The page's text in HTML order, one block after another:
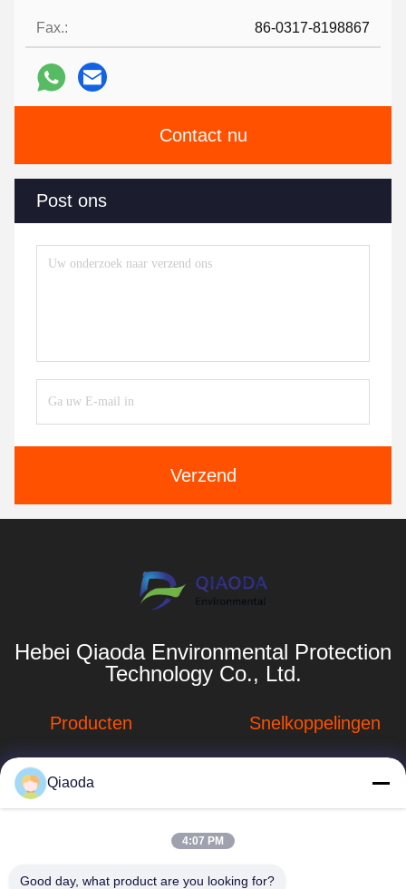
Fax.: 86-0317-8198867
Contact nu
Post ons
Verzend
Hebei Qiaoda Environmental Protection
Technology Co., Ltd.
Producten
Stofverzamelsystemen
Stofopvangsystemen
hbkedacc@gmail.com
Snelkoppelingen
Bedrijfprofiel
Qiaoda
4:07 PM
Good day, what product are you looking for?